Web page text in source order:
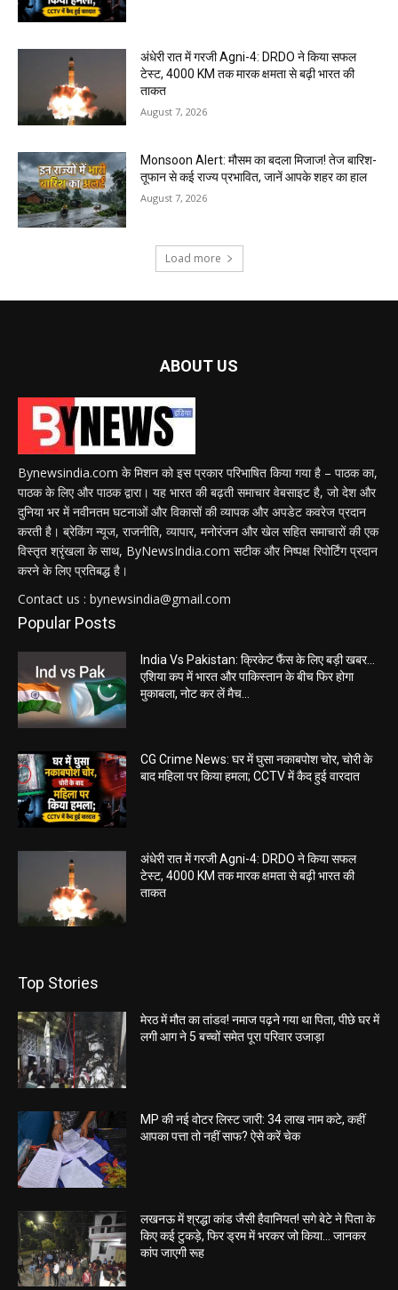
अंधेरी रात में गरजी Agni-4: DRDO ने किया सफल
टेस्ट, 4000 KM तक मारक क्षमता से बढ़ी भारत की
ताकत
August 7, 2026
Monsoon Alert: मौसम का बदला मिजाज! तेज बारिश-
तूफान से कई राज्य प्रभावित, जानें आपके शहर का हाल
August 7, 2026
Load more
ABOUT US
Bynewsindia.com के मिशन को इस प्रकार परिभाषित किया गया है – पाठक का,
पाठक के लिए और पाठक द्वारा। यह भारत की बढ़ती समाचार वेबसाइट है, जो देश और
दुनिया भर में नवीनतम घटनाओं और विकासों की व्यापक और अपडेट कवरेज प्रदान
करती है। ब्रेकिंग न्यूज, राजनीति, व्यापार, मनोरंजन और खेल सहित समाचारों की एक
विस्तृत श्रृंखला के साथ, ByNewsIndia.com सटीक और निष्पक्ष रिपोर्टिंग प्रदान
करने के लिए प्रतिबद्ध है।
Contact us : bynewsindia@gmail.com
Popular Posts
India Vs Pakistan: क्रिकेट फैंस के लिए बड़ी खबर…
एशिया कप में भारत और पाकिस्तान के बीच फिर होगा
मुकाबला, नोट कर लें मैच...
CG Crime News: घर में घुसा नकाबपोश चोर, चोरी के
बाद महिला पर किया हमला; CCTV में कैद हुई वारदात
अंधेरी रात में गरजी Agni-4: DRDO ने किया सफल
टेस्ट, 4000 KM तक मारक क्षमता से बढ़ी भारत की
ताकत
Top Stories
मेरठ में मौत का तांडव! नमाज पढ़ने गया था पिता, पीछे घर में
लगी आग ने 5 बच्चों समेत पूरा परिवार उजाड़ा
MP की नई वोटर लिस्ट जारी: 34 लाख नाम कटे, कहीं
आपका पत्ता तो नहीं साफ? ऐसे करें चेक
लखनऊ में श्रद्धा कांड जैसी हैवानियत! सगे बेटे ने पिता के
किए कई टुकड़े, फिर ड्रम में भरकर जो किया… जानकर
कांप जाएगी रूह